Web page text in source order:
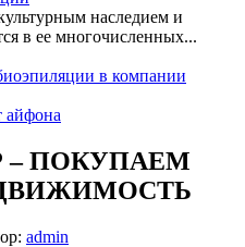
наследием и
в ее многочисленных...
в компании
айфона
– ПОКУПАЕМ
admin